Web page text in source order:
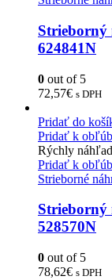
624841N
0 out of 5
72,57€ s DPH
Pridať do
Pridať k
Rýchly náhľad
Pridať k
Strieborné
528570N
0 out of 5
78,62€ s DPH